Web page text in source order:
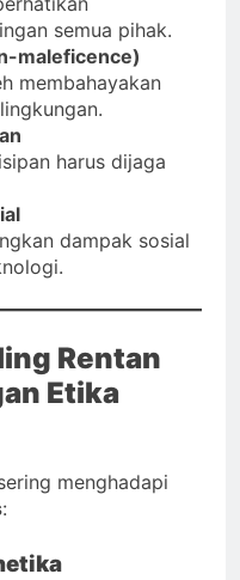
semua pihak.
maleficence)
membahayakan
harus dijaga
dampak sosial
Rentan
Etika
menghadapi
: